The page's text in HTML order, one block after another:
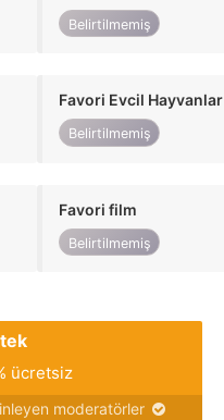
Belirtilmemiş
Favori Evcil Hayvanlar
Belirtilmemiş
Favori film
Belirtilmemiş
ücretsiz
moderatörler